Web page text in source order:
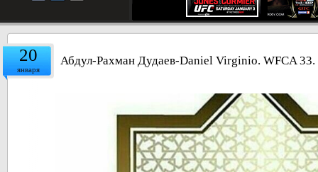
20
января
Абдул-Рахман Дудаев-Daniel Virginio. WFCA 33.